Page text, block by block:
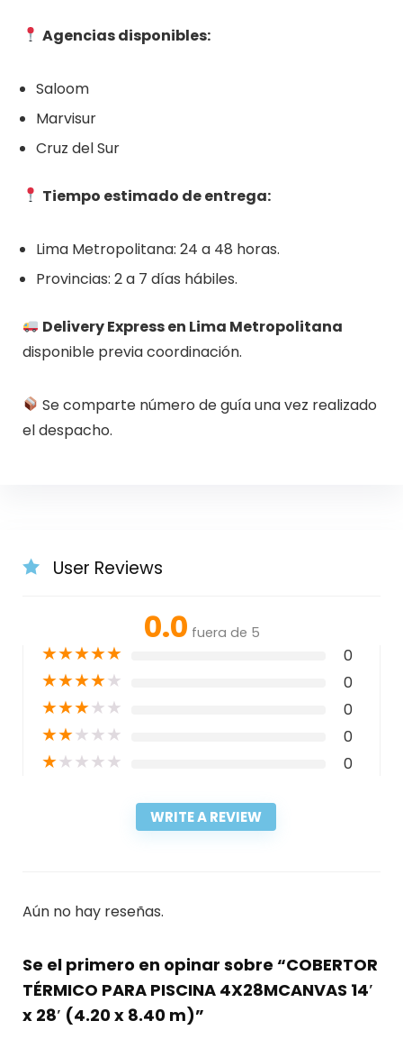
Agencias disponibles:
Saloom
Marvisur
Cruz del Sur
Tiempo estimado de entrega:
Lima Metropolitana: 24 a 48 horas.
Provincias: 2 a 7 días hábiles.
Delivery Express en Lima Metropolitana
disponible previa coordinación.
Se comparte número de guía una vez realizado
el despacho.
User Reviews
0.0 fuera de 5
★★★★★ 0
★★★★★ 0
★★★★★ 0
★★★★★ 0
★★★★★ 0
WRITE A REVIEW
Aún no hay reseñas.
Se el primero en opinar sobre “COBERTOR
TÉRMICO PARA PISCINA 4X28MCANVAS 14′
x 28′ (4.20 x 8.40 m)”